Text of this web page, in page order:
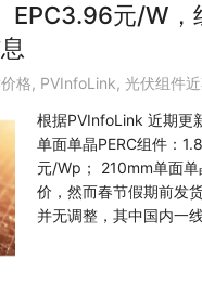
EPC3.96元/W，
格, PVInfoLink, 光伏组件
根据PVInfoLink 近期
单面单晶PERC组件：
元/Wp； 210mm单面
价，然而春节假期前发
并无调整，其中国内一